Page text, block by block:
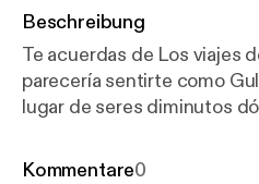
Beschreibung
Te acuerdas de Los viajes
parecería sentirte como
lugar de seres diminutos
#AR #MR
Kommentare0